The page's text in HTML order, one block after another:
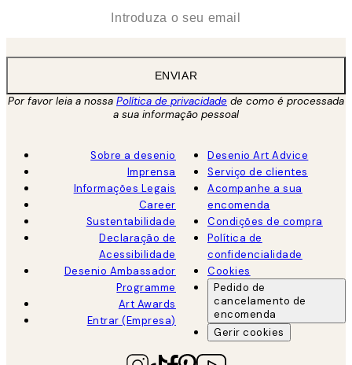
ENVIAR
Por favor leia a nossa Política de privacidade de como é processada
a sua informação pessoal
Sobre a desenio
Imprensa
Informações Legais
Career
Sustentabilidade
Declaração de
Acessibilidade
Desenio Ambassador
Programme
Art Awards
Entrar (Empresa)
Desenio Art Advice
Serviço de clientes
Acompanhe a sua
encomenda
Condições de compra
Política de
confidencialidade
Cookies
Pedido de
cancelamento de
encomenda
Gerir cookies